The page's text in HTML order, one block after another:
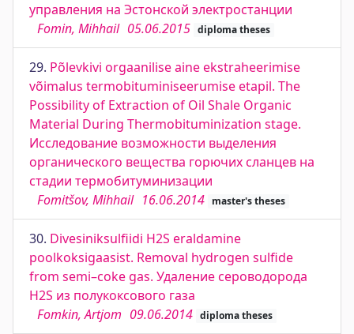
управления на Эстонской электростанции
Fomin, Mihhail 05.06.2015 diploma theses
29. Põlevkivi orgaanilise aine ekstraheerimise
võimalus termobituminiseerumise etapil. The
Possibility of Extraction of Oil Shale Organic
Material During Thermobituminization stage.
Исследование возможности выделения
органического вещества горючих сланцев на
стадии термобитуминизации
Fomitšov, Mihhail 16.06.2014 master's theses
30. Divesiniksulfiidi H2S eraldamine
poolkoksigaasist. Removal hydrogen sulfide
from semi–coke gas. Удаление сероводорода
H2S из полукоксового газа
Fomkin, Artjom 09.06.2014 diploma theses